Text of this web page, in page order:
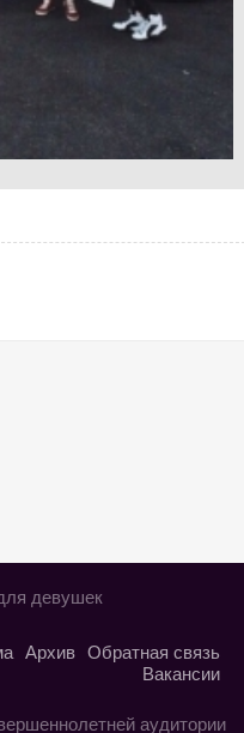
девушек
Обратная связь
Архив
Вакансии
аудитории